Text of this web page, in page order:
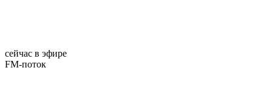
сейчас в эфире
FM-поток